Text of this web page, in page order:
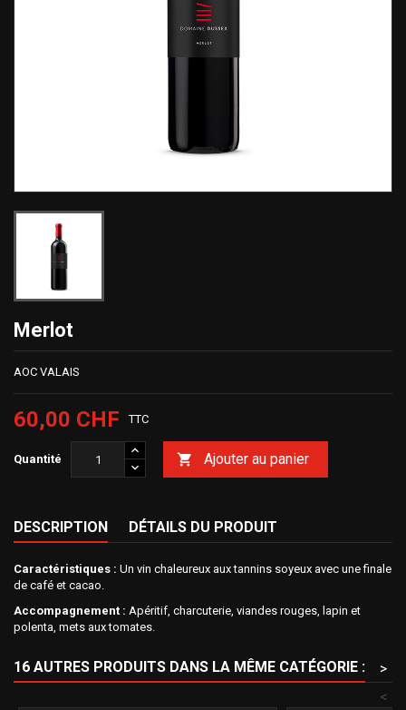
Merlot
AOC VALAIS
60,00 CHF TTC
Quantité  Ajouter au panier
DESCRIPTION DÉTAILS DU PRODUIT
Caractéristiques : Un vin chaleureux aux tannins soyeux avec une finale
de café et cacao.
Accompagnement : Apéritif, charcuterie, viandes rouges, lapin et
polenta, mets aux tomates.
16 AUTRES PRODUITS DANS LA MÊME CATÉGORIE :
>
<